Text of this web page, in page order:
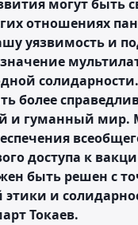
могут быть
отношениях
уязвимость и
более
и гуманный
доступа к
быть решен с
этики и
Токаев.